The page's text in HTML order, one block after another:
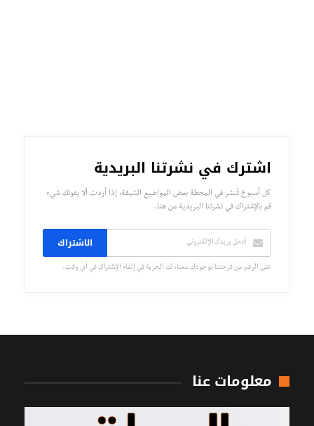
اشترك في نشرتنا البريدية
كل أسبوع تُنشر في المحطة بعض المواضيع الشيقة، إذا أردت ألا يفوتك شيء
قم بالإشتراك في نشرتنا البريدية من هنا.
الاشتراك
على الرغم من فرحتنا بوجودك معنا، لك الحرية في إلغاء الإشتراك في أي وقت.
معلومات عنا